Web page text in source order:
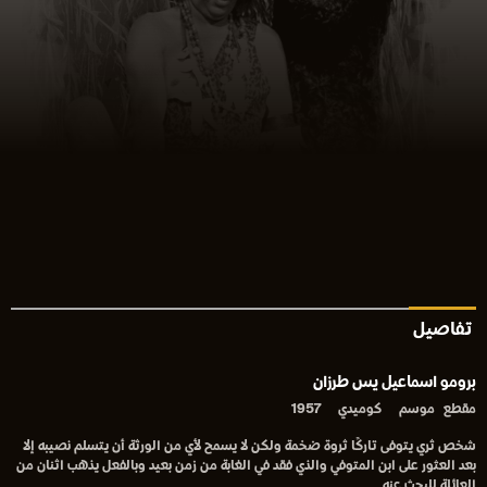
تفاصيل
برومو اسماعيل يس طرزان
مقطع موسم كوميدي 1957
شخص ثري يتوفى تاركًا ثروة ضخمة ولكن لا يسمح لأي من الورثة أن يتسلم نصيبه إلا
بعد العثور على ابن المتوفي والذي فقد في الغابة من زمن بعيد وبالفعل يذهب اثنان من